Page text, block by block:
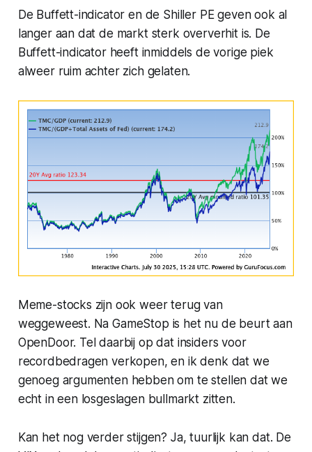
De Buffett-indicator en de Shiller PE geven ook al
langer aan dat de markt sterk oververhit is. De
Buffett-indicator heeft inmiddels de vorige piek
alweer ruim achter zich gelaten.
Meme-stocks zijn ook weer terug van
weggeweest. Na GameStop is het nu de beurt aan
OpenDoor. Tel daarbij op dat insiders voor
recordbedragen verkopen, en ik denk dat we
genoeg argumenten hebben om te stellen dat we
echt in een losgeslagen bullmarkt zitten.
Kan het nog verder stijgen? Ja, tuurlijk kan dat. De